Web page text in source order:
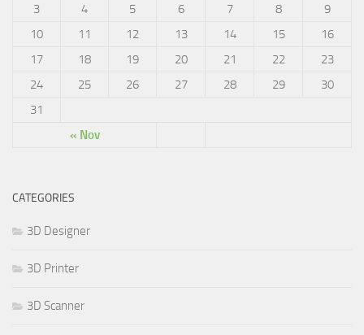
« Nov
3
4 5 6 7 8
9
10
11 12 13 14 15
16
17
18 19 20 21 22
23
24
25 26 27 28 29
30
31
CATEGORIES
3D Designer
3D Printer
3D Scanner